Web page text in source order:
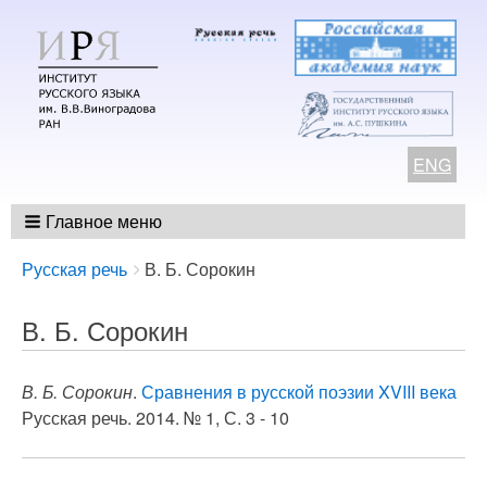
ENG
Главное меню
Breadcrumbs
You
here:
Русская речь В. Б. Сорокин
В. Б. Сорокин
В. Б. Сорокин. Сравнения в русской поэзии XVIII века
Русская речь. 2014. № 1, С. 3 - 10